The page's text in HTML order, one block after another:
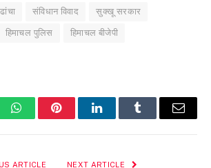
संविधान विवाद सुक्खू सरकार
हिमाचल पुलिस हिमाचल बीजेपी
WhatsAppPinterestLinkedInTumblr Email
ARTICLE NEXT ARTICLE